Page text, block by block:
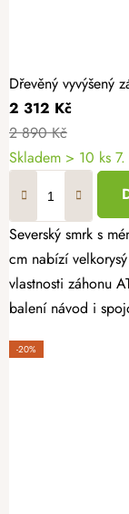
Dřevěný vyvýšený
2 312 Kč
2 890 Kč
Skladem > 10 ks
Severský smrk s méně suky 100% přírodní materiál Čtyřstranně hoblovaný masiv Dopřejte si radost z vlastní úrody a vytvořte si zahrádku přesně
cm nabízí
vlastnosti záhonu
balení návod i
-20%